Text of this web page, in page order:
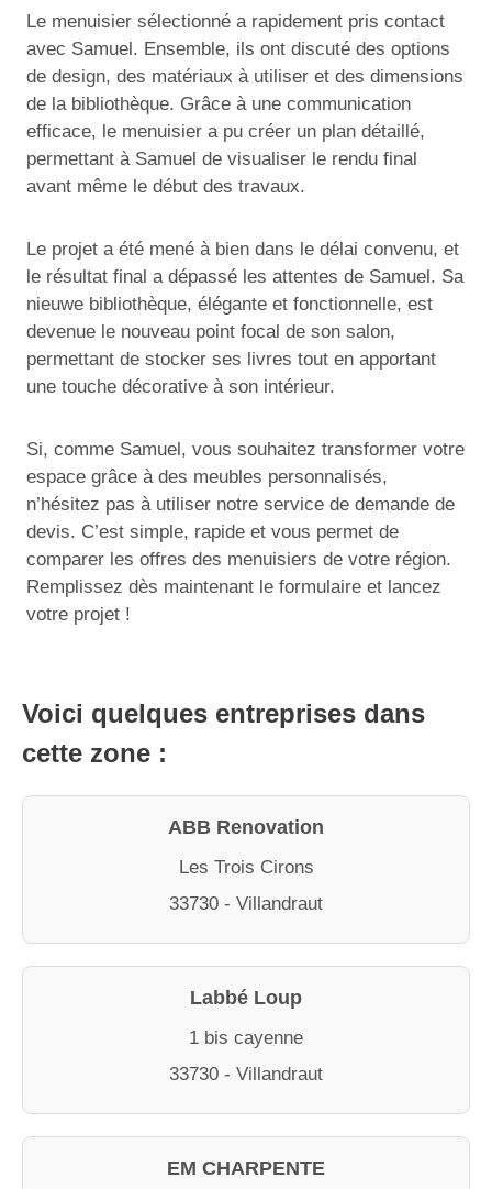
Le menuisier sélectionné a rapidement pris contact
avec Samuel. Ensemble, ils ont discuté des options
de design, des matériaux à utiliser et des dimensions
de la bibliothèque. Grâce à une communication
efficace, le menuisier a pu créer un plan détaillé,
permettant à Samuel de visualiser le rendu final
avant même le début des travaux.
Le projet a été mené à bien dans le délai convenu, et
le résultat final a dépassé les attentes de Samuel. Sa
nieuwe bibliothèque, élégante et fonctionnelle, est
devenue le nouveau point focal de son salon,
permettant de stocker ses livres tout en apportant
une touche décorative à son intérieur.
Si, comme Samuel, vous souhaitez transformer votre
espace grâce à des meubles personnalisés,
n’hésitez pas à utiliser notre service de demande de
devis. C’est simple, rapide et vous permet de
comparer les offres des menuisiers de votre région.
Remplissez dès maintenant le formulaire et lancez
votre projet !
Voici quelques entreprises dans
cette zone :
ABB Renovation
Les Trois Cirons
33730 - Villandraut
Labbé Loup
1 bis cayenne
33730 - Villandraut
EM CHARPENTE